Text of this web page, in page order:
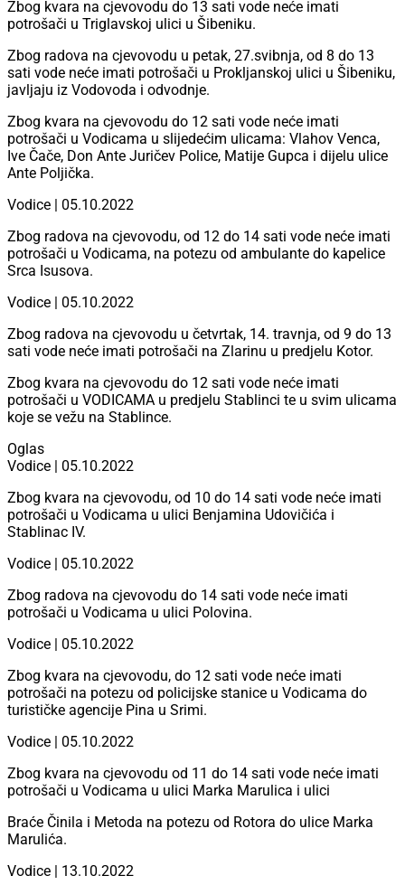
Zbog kvara na cjevovodu do 13 sati vode neće imati
potrošači u Triglavskoj ulici u Šibeniku.
Zbog radova na cjevovodu u petak, 27.svibnja, od 8 do 13
sati vode neće imati potrošači u Prokljanskoj ulici u Šibeniku,
javljaju iz Vodovoda i odvodnje.
Zbog kvara na cjevovodu do 12 sati vode neće imati
potrošači u Vodicama u slijedećim ulicama: Vlahov Venca,
Ive Čače, Don Ante Juričev Police, Matije Gupca i dijelu ulice
Ante Poljička.
Vodice | 05.10.2022
Zbog radova na cjevovodu, od 12 do 14 sati vode neće imati
potrošači u Vodicama, na potezu od ambulante do kapelice
Srca Isusova.
Vodice | 05.10.2022
Zbog radova na cjevovodu u četvrtak, 14. travnja, od 9 do 13
sati vode neće imati potrošači na Zlarinu u predjelu Kotor.
Zbog kvara na cjevovodu do 12 sati vode neće imati
potrošači u VODICAMA u predjelu Stablinci te u svim ulicama
koje se vežu na Stablince.
Oglas
Vodice | 05.10.2022
Zbog kvara na cjevovodu, od 10 do 14 sati vode neće imati
potrošači u Vodicama u ulici Benjamina Udovičića i
Stablinac IV.
Vodice | 05.10.2022
Zbog radova na cjevovodu do 14 sati vode neće imati
potrošači u Vodicama u ulici Polovina.
Vodice | 05.10.2022
Zbog kvara na cjevovodu, do 12 sati vode neće imati
potrošači na potezu od policijske stanice u Vodicama do
turističke agencije Pina u Srimi.
Vodice | 05.10.2022
Zbog kvara na cjevovodu od 11 do 14 sati vode neće imati
potrošači u Vodicama u ulici Marka Marulica i ulici
Braće Činila i Metoda na potezu od Rotora do ulice Marka
Marulića.
Vodice | 13.10.2022